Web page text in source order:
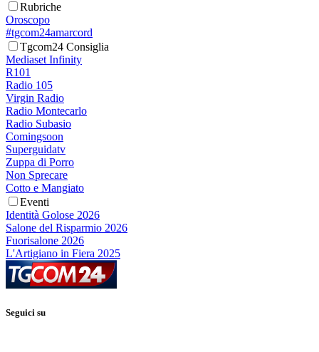
Rubriche
Oroscopo
#tgcom24amarcord
Tgcom24 Consiglia
Mediaset Infinity
R101
Radio 105
Virgin Radio
Radio Montecarlo
Radio Subasio
Comingsoon
Superguidatv
Zuppa di Porro
Non Sprecare
Cotto e Mangiato
Eventi
Identità Golose 2026
Salone del Risparmio 2026
Fuorisalone 2026
L'Artigiano in Fiera 2025
Seguici su